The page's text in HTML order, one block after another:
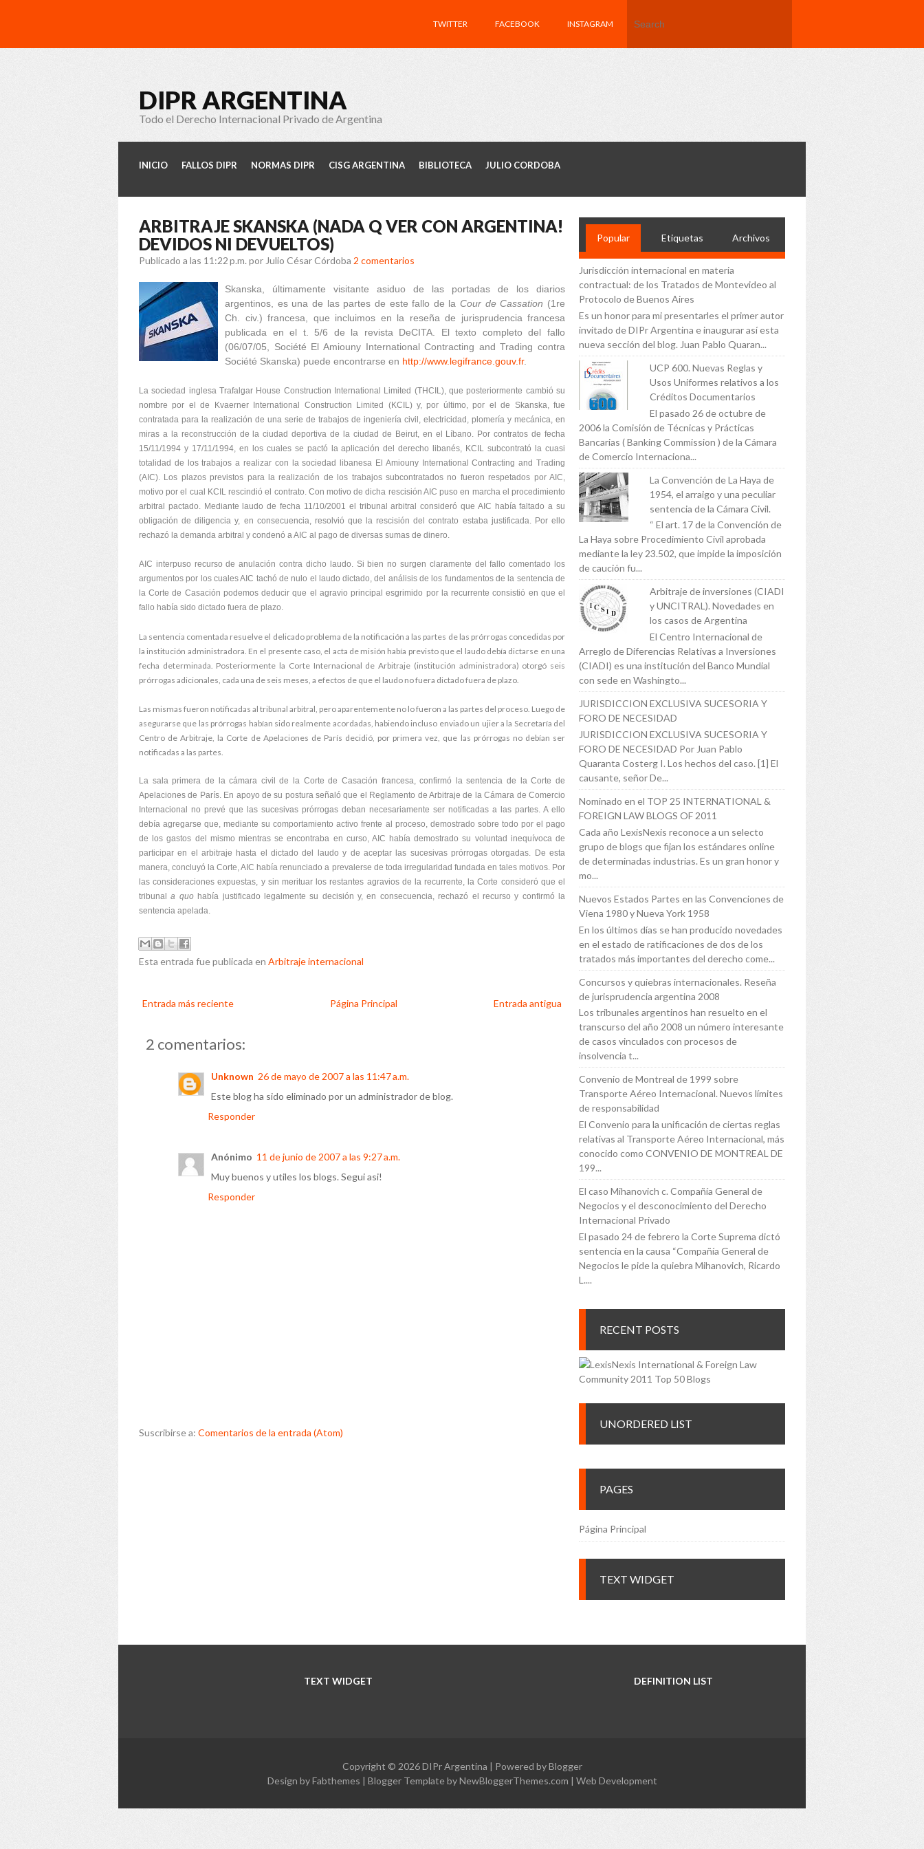
TWITTER FACEBOOK INSTAGRAM
DIPR ARGENTINA
Todo el Derecho Internacional Privado de Argentina
INICIO FALLOS DIPR NORMAS DIPR CISG ARGENTINA BIBLIOTECA JULIO CORDOBA
ARBITRAJE SKANSKA (NADA Q VER CON ARGENTINA!
DEVIDOS NI DEVUELTOS)
Publicado a las 11:22 p.m. por Julio César Córdoba 2 comentarios
Skanska, últimamente visitante asiduo de las portadas de los diarios
argentinos, es una de las partes de este fallo de laCour de Cassation (1re
Ch. civ.) francesa, que incluimos en la reseña de jurisprudencia francesa
publicada en el t. 5/6 de la revista DeCITA. El texto completo del fallo
(06/07/05, Société El Amiouny International Contracting and Trading contra
Société Skanska) puede encontrarse en http://www.legifrance.gouv.fr.
La sociedad inglesa Trafalgar House Construction International Limited (THCIL), que posteriormente cambió su
nombre por el de Kvaerner International Construction Limited (KCIL) y, por último, por el de Skanska, fue
contratada para la realización de una serie de trabajos de ingeniería civil, electricidad, plomería y mecánica, en
miras a la reconstrucción de la ciudad deportiva de la ciudad de Beirut, en el Líbano. Por contratos de fecha
15/11/1994 y 17/11/1994, en los cuales se pactó la aplicación del derecho libanés, KCIL subcontrató la cuasi
totalidad de los trabajos a realizar con la sociedad libanesa El Amiouny International Contracting and Trading
(AIC). Los plazos previstos para la realización de los trabajos subcontratados no fueron respetados por AIC,
motivo por el cual KCIL rescindió el contrato. Con motivo de dicha rescisión AIC puso en marcha el procedimiento
arbitral pactado. Mediante laudo de fecha 11/10/2001 el tribunal arbitral consideró que AIC había faltado a su
obligación de diligencia y, en consecuencia, resolvió que la rescisión del contrato estaba justificada. Por ello
rechazó la demanda arbitral y condenó a AIC al pago de diversas sumas de dinero.
AIC interpuso recurso de anulación contra dicho laudo. Si bien no surgen claramente del fallo comentado los
argumentos por los cuales AIC tachó de nulo el laudo dictado, del análisis de los fundamentos de la sentencia de
la Corte de Casación podemos deducir que el agravio principal esgrimido por la recurrente consistió en que el
fallo había sido dictado fuera de plazo.
La sentencia comentada resuelve el delicado problema de la notificación a las partes de las prórrogas concedidas por
la institución administradora. En el presente caso, el acta de misión había previsto que el laudo debía dictarse en una
fecha determinada. Posteriormente la Corte Internacional de Arbitraje (institución administradora) otorgó seis
prórrogas adicionales, cada una de seis meses, a efectos de que el laudo no fuera dictado fuera de plazo.
Las mismas fueron notificadas al tribunal arbitral, pero aparentemente no lo fueron a las partes del proceso. Luego de
asegurarse que las prórrogas habían sido realmente acordadas, habiendo incluso enviado un ujier a la Secretaría del
Centro de Arbitraje, la Corte de Apelaciones de París decidió, por primera vez, que las prórrogas no debían ser
notificadas a las partes.
La sala primera de la cámara civil de la Corte de Casación francesa, confirmó la sentencia de la Corte de
Apelaciones de París. En apoyo de su postura señaló que el Reglamento de Arbitraje de la Cámara de Comercio
Internacional no prevé que las sucesivas prórrogas deban necesariamente ser notificadas a las partes. A ello
debía agregarse que, mediante su comportamiento activo frente al proceso, demostrado sobre todo por el pago
de los gastos del mismo mientras se encontraba en curso, AIC había demostrado su voluntad inequívoca de
participar en el arbitraje hasta el dictado del laudo y de aceptar las sucesivas prórrogas otorgadas. De esta
manera, concluyó la Corte, AIC había renunciado a prevalerse de toda irregularidad fundada en tales motivos. Por
las consideraciones expuestas, y sin merituar los restantes agravios de la recurrente, la Corte consideró que el
tribunala quo había justificado legalmente su decisión y, en consecuencia, rechazó el recurso y confirmó la
sentencia apelada.
Esta entrada fue publicada en Arbitraje internacional
Entrada más reciente Entrada antigua
Página Principal
2 comentarios:
Unknown 26 de mayo de 2007 a las 11:47 a.m.
Este blog ha sido eliminado por un administrador de blog.
Responder
Anónimo 11 de junio de 2007 a las 9:27 a.m.
Muy buenos y utiles los blogs. Segui asi!
Responder
Suscribirse a: Comentarios de la entrada (Atom)
Popular Etiquetas Archivos
Jurisdicción internacional en materia
contractual: de los Tratados de Montevideo al
Protocolo de Buenos Aires
Es un honor para mi presentarles el primer autor
invitado de DIPr Argentina e inaugurar así esta
nueva sección del blog. Juan Pablo Quaran...
UCP 600. Nuevas Reglas y
Usos Uniformes relativos a los
Créditos Documentarios
El pasado 26 de octubre de
2006 la Comisión de Técnicas y Prácticas
Bancarias ( Banking Commission ) de la Cámara
de Comercio Internaciona...
La Convención de La Haya de
1954, el arraigo y una peculiar
sentencia de la Cámara Civil.
“ El art. 17 de la Convención de
La Haya sobre Procedimiento Civil aprobada
mediante la ley 23.502, que impide la imposición
de caución fu...
Arbitraje de inversiones (CIADI
y UNCITRAL). Novedades en
los casos de Argentina
El Centro Internacional de
Arreglo de Diferencias Relativas a Inversiones
(CIADI) es una institución del Banco Mundial
con sede en Washingto...
JURISDICCION EXCLUSIVA SUCESORIA Y
FORO DE NECESIDAD
JURISDICCION EXCLUSIVA SUCESORIA Y
FORO DE NECESIDAD Por Juan Pablo
Quaranta Costerg I. Los hechos del caso. [1] El
causante, señor De...
Nominado en el TOP 25 INTERNATIONAL &
FOREIGN LAW BLOGS OF 2011
Cada año LexisNexis reconoce a un selecto
grupo de blogs que fijan los estándares online
de determinadas industrias. Es un gran honor y
mo...
Nuevos Estados Partes en las Convenciones de
Viena 1980 y Nueva York 1958
En los últimos días se han producido novedades
en el estado de ratificaciones de dos de los
tratados más importantes del derecho come...
Concursos y quiebras internacionales. Reseña
de jurisprudencia argentina 2008
Los tribunales argentinos han resuelto en el
transcurso del año 2008 un número interesante
de casos vinculados con procesos de
insolvencia t...
Convenio de Montreal de 1999 sobre
Transporte Aéreo Internacional. Nuevos límites
de responsabilidad
El Convenio para la unificación de ciertas reglas
relativas al Transporte Aéreo Internacional, más
conocido como CONVENIO DE MONTREAL DE
199...
El caso Mihanovich c. Compañía General de
Negocios y el desconocimiento del Derecho
Internacional Privado
El pasado 24 de febrero la Corte Suprema dictó
sentencia en la causa “Compañía General de
Negocios le pide la quiebra Mihanovich, Ricardo
L....
RECENT POSTS
UNORDERED LIST
PAGES
Página Principal
TEXT WIDGET
TEXT WIDGET DEFINITION LIST
Copyright © 2026DIPr Argentina | Powered byBlogger
Design byFabthemes | Blogger Template byNewBloggerThemes.com | Web Development